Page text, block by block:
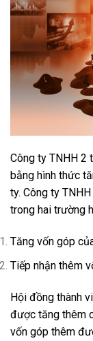
Công ty TNHH 2
bằng hình thức
ty. Công ty
trong hai trường
Tăng vốn góp
Tiếp nhận thêm
Hội đồng thành
được tăng thêm
vốn góp thêm